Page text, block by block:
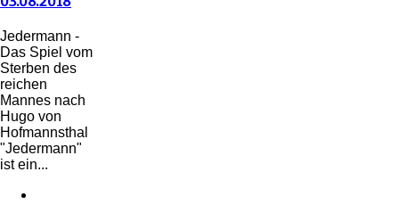
Jedermann -
Das Spiel vom
Sterben des
reichen
Mannes nach
Hugo von
Hofmannsthal
"Jedermann"
ist ein...